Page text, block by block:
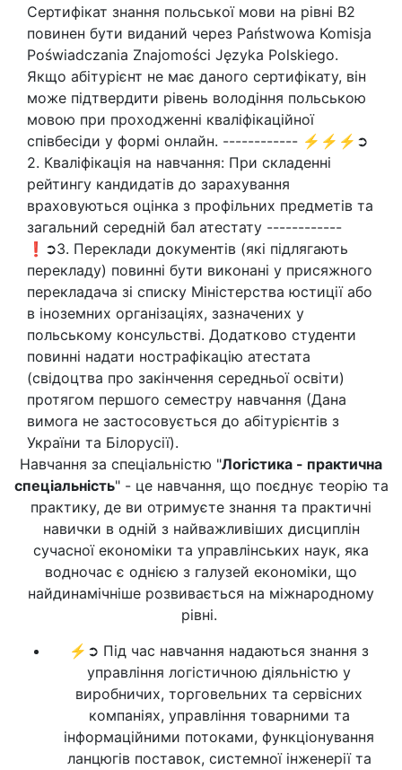
Сертифікат знання польської мови на рівні В2
повинен бути виданий через Państwowa Komisja
Poświadczania Znajomości Języka Polskiego.
Якщо абітурієнт не має даного сертифікату, він
може підтвердити рівень володіння польською
мовою при проходженні кваліфікаційної
співбесіди у формі онлайн. ------------ ⚡⚡⚡➲
2. Кваліфікація на навчання: При складенні
рейтингу кандидатів до зарахування
враховуються оцінка з профільних предметів та
загальний середній бал атестату ------------
❗➲3. Переклади документів (які підлягають
перекладу) повинні бути виконані у присяжного
перекладача зі списку Міністерства юстиції або
в іноземних організаціях, зазначених у
польському консульстві. Додатково студенти
повинні надати нострафікацію атестата
(свідоцтва про закінчення середньої освіти)
протягом першого семестру навчання (Дана
вимога не застосовується до абітурієнтів з
України та Білорусії).
Навчання за спеціальністю "Логістика - практична
спеціальність" - це навчання, що поєднує теорію та
практику, де ви отримуєте знання та практичні
навички в одній з найважливіших дисциплін
сучасної економіки та управлінських наук, яка
водночас є однією з галузей економіки, що
найдинамічніше розвивається на міжнародному
рівні.
⚡➲ Під час навчання надаються знання з
управління логістичною діяльністю у
виробничих, торговельних та сервісних
компаніях, управління товарними та
інформаційними потоками, функціонування
ланцюгів поставок, системної інженерії та